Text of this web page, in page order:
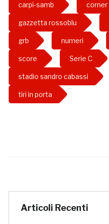
carpi-samb corner
gazzetta rossoblu
grb numeri
score Serie C
stadio sandro cabassi
tiri in porta
Articoli Recenti